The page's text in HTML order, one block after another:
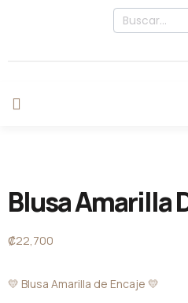
Blusa Amarilla
₡22,700
💛 Blusa Amarilla de Encaje 💛